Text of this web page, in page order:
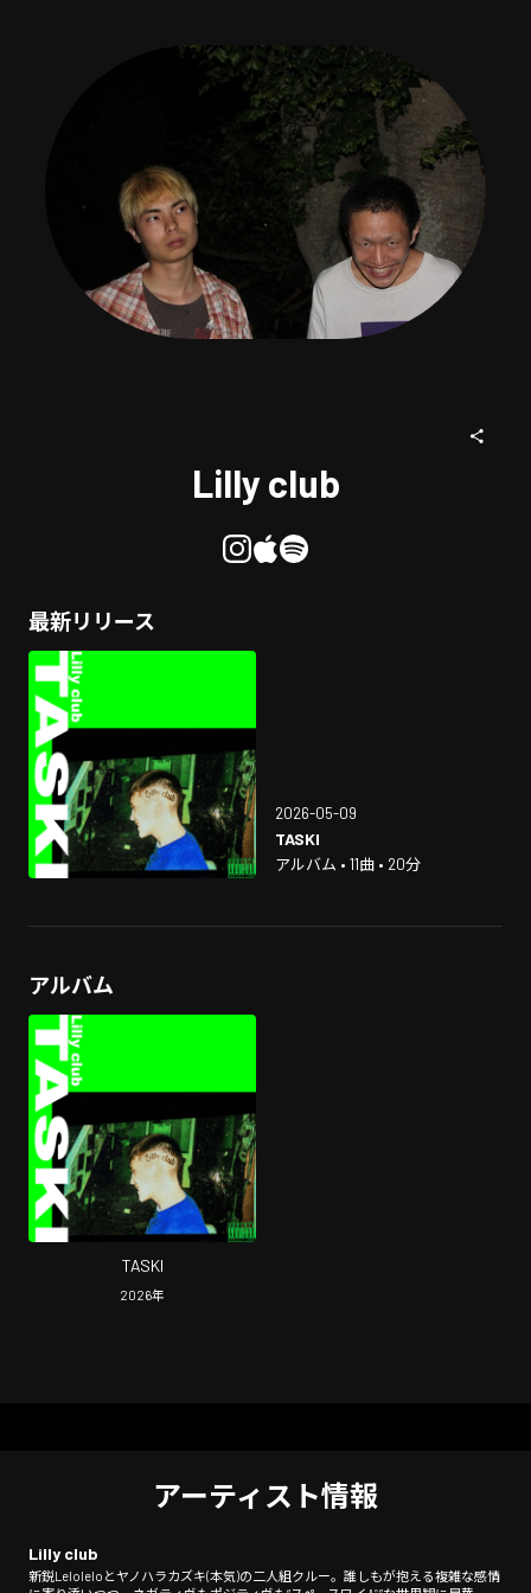
Lilly club
最新リリース
2026-05-09
TASKI
アルバム • 11曲 • 20分
アルバム
TASKI
2026年
アーティスト情報
Lilly club
新鋭Leloleloとヤノハラカズキ(本気)の二人組クルー。誰しもが抱える複雑な感情